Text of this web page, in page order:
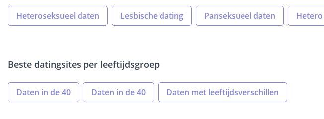
Heteroseksueel daten Lesbische dating Panseksueel daten
Beste datingsites per leeftijdsgroep
Daten in de 40 Daten in de 40 Daten met leeftijdsverschillen